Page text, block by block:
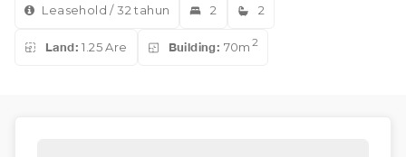
Leasehold / 32 tahun 2 2
Land: 1.25 Are Building: 70m 2